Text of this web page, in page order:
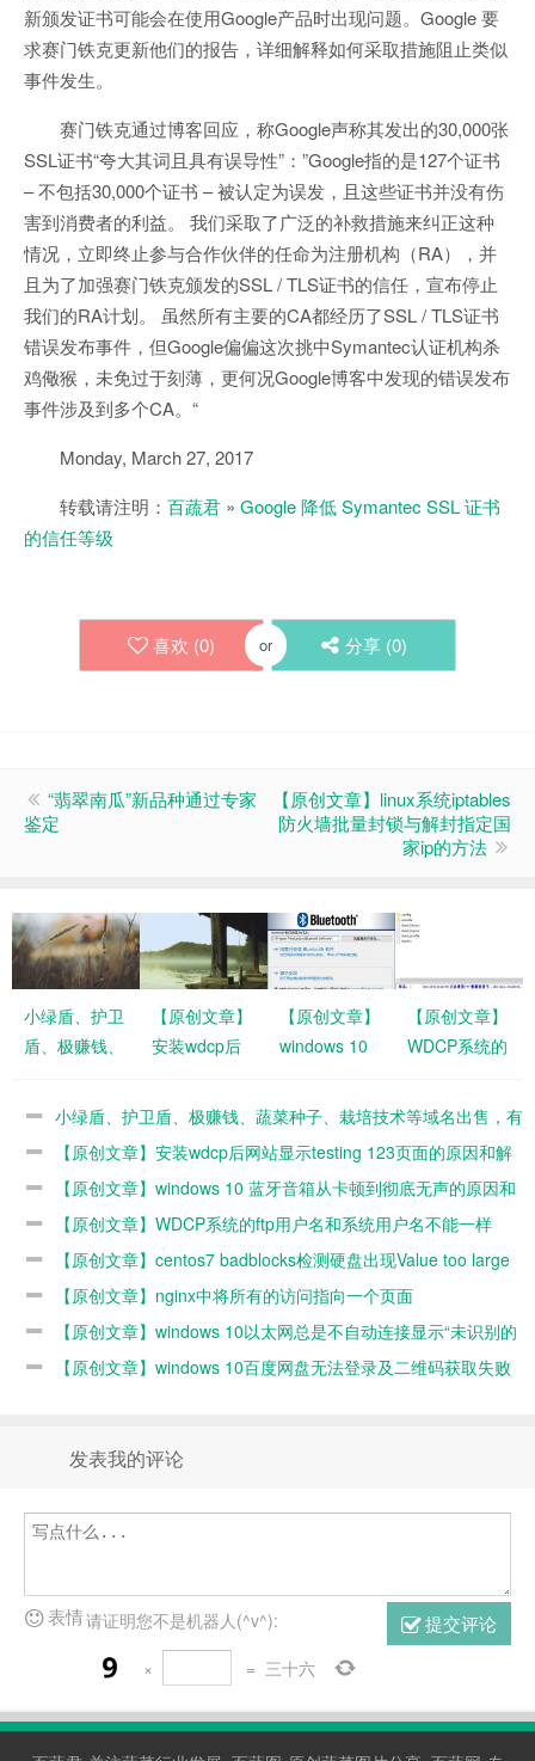
新颁发证书可能会在使用Google产品时出现问题。Google 要
求赛门铁克更新他们的报告，详细解释如何采取措施阻止类似
事件发生。
赛门铁克通过博客回应，称Google声称其发出的30,000张
SSL证书“夸大其词且具有误导性”：”Google指的是127个证书
– 不包括30,000个证书 – 被认定为误发，且这些证书并没有伤
害到消费者的利益。 我们采取了广泛的补救措施来纠正这种
情况，立即终止参与合作伙伴的任命为注册机构（RA），并
且为了加强赛门铁克颁发的SSL / TLS证书的信任，宣布停止
我们的RA计划。 虽然所有主要的CA都经历了SSL / TLS证书
错误发布事件，但Google偏偏这次挑中Symantec认证机构杀
鸡儆猴，未免过于刻薄，更何况Google博客中发现的错误发布
事件涉及到多个CA。“
Monday, March 27, 2017
转载请注明： 百蔬君 » Google 降低 Symantec SSL 证书
的信任等级
喜欢 (0) or 分享 (0)
“翡翠南瓜”新品种通过专家
鉴定
【原创文章】linux系统iptables
防火墙批量封锁与解封指定国
家ip的方法
小绿盾、护卫
盾、极赚钱、
培技术等域名
请联系
【原创文章】
安装wdcp后
testing 123页
决办法
【原创文章】
windows 10
顿到彻底无声
办法
【原创文章】
WDCP系统的
统用户名不能
小绿盾、护卫盾、极赚钱、蔬菜种子、栽培技术等域名出售，有
想法请联系【原创文章】安装wdcp后网站显示testing 123页面的原因和解
决办法【原创文章】windows 10 蓝牙音箱从卡顿到彻底无声的原因和
解决办法【原创文章】WDCP系统的ftp用户名和系统用户名不能一样
【原创文章】centos7 badblocks检测硬盘出现Value too large
for defined data type错误的原因和解决办法
【原创文章】nginx中将所有的访问指向一个页面
【原创文章】windows 10以太网总是不自动连接显示“未识别的
网络”的解决办法
【原创文章】windows 10百度网盘无法登录及二维码获取失败
发表我的评论
提交评论
请证明您不是机器人(^v^):
×
= 三十六
表情